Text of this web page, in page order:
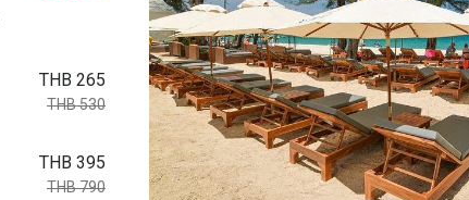
THB 265
THB 530
THB 395
THB 790